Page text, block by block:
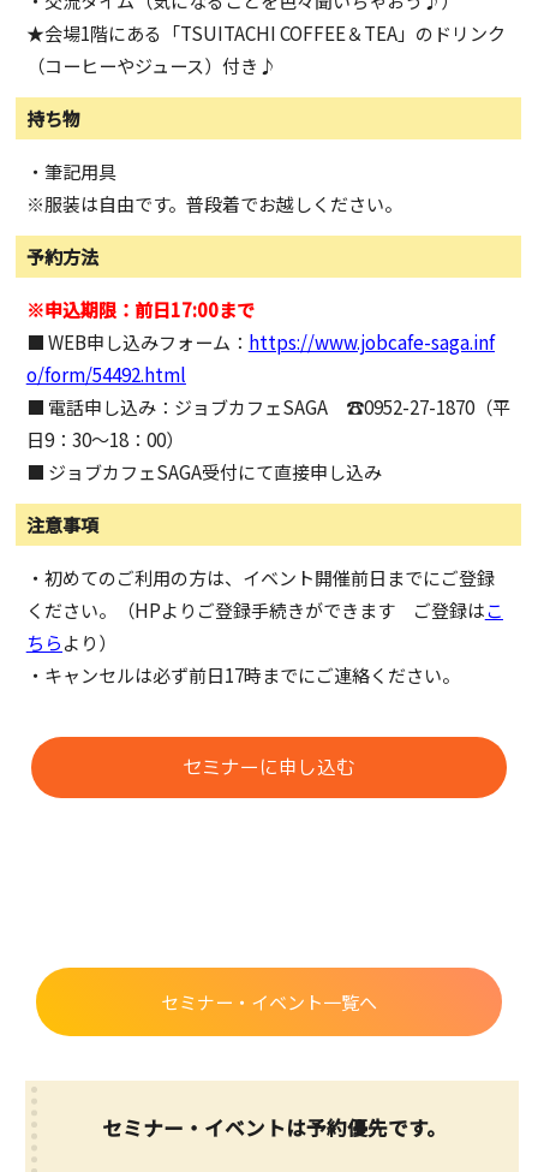
★会場1階にある「TSUITACHICOFFEE＆TEA」のドリンク
（コーヒーやジュース）付き♪
持ち物
・筆記用具
※服装は自由です。普段着でお越しください。
予約方法
※申込期限：前日17:00まで
■ WEB申し込みフォーム： https://www.jobcafe-saga.inf
o/form/54492.html
■ 電話申し込み：ジョブカフェSAGA ☎0952-27-1870（平
日9：30～18：00）
■ ジョブカフェSAGA受付にて直接申し込み
注意事項
・初めてのご利用の方は、イベント開催前日までにご登録
ください。（HPよりご登録手続きができます ご登録はこ
ちらより）
・キャンセルは必ず前日17時までにご連絡ください。
セミナーに申し込む
セミナー・イベント一覧へ
セミナー・イベントは予約優先です。